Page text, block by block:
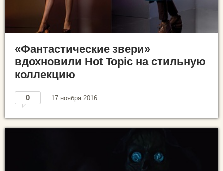
«Фантастические звери»
вдохновили Hot Topic на стильную
коллекцию
0 17 ноября 2016